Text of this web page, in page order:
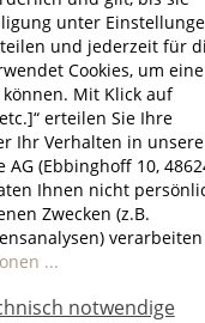
unter
und jederzeit für
Cookies, um eine
Mit Klick auf
erteilen Sie Ihre
Ihr Verhalten in
(Ebbinghoff 10,
Ihnen nicht
Zwecken (z.B.
verarbeiten
...
notwendige